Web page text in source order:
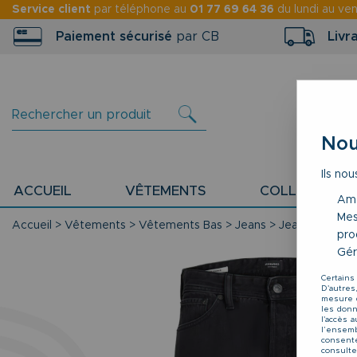
Service client par téléphone au 01 77 69 64 36 du lundi au
Paiement sécurisé par CB
ACCUEIL VÊTEMENTS COLLECTION
Accueil > Vêtements > Vêtements Bas > Jeans > Jean Noir
Ils
mesure
les
l'accès